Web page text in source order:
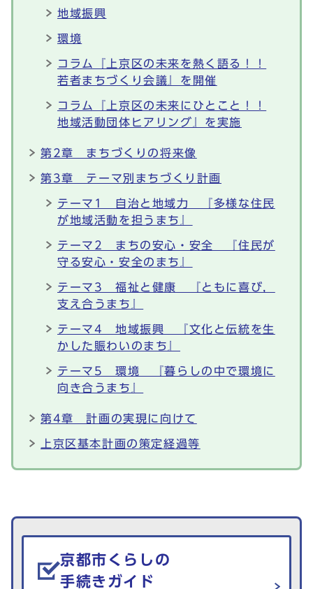
地域振興
環境
コラム『上京区の未来を熱く語る！！
若者まちづくり会議』を開催
コラム『上京区の未来にひとこと！！
地域活動団体ヒアリング』を実施
第2章 まちづくりの将来像
第3章 テーマ別まちづくり計画
テーマ1 自治と地域力 『多様な住民
が地域活動を担うまち』
テーマ2 まちの安心・安全 『住民が
守る安心・安全のまち』
テーマ3 福祉と健康 『ともに喜び，
支え合うまち』
テーマ4 地域振興 『文化と伝統を生
かした賑わいのまち』
テーマ5 環境 『暮らしの中で環境に
向き合うまち』
第4章 計画の実現に向けて
上京区基本計画の策定経過等
生活情報を探す
京都市くらしの
手続きガイド